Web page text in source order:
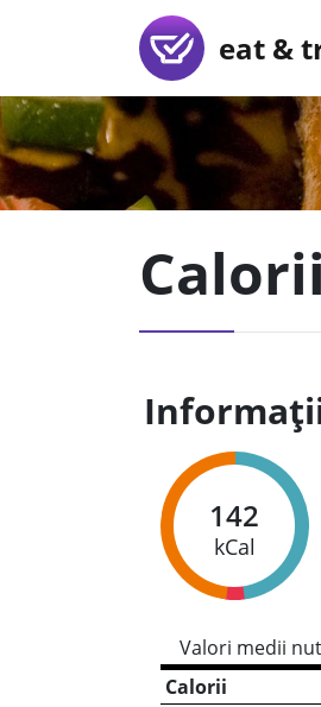
eat &
142
kCal
Valori medii
Calorii